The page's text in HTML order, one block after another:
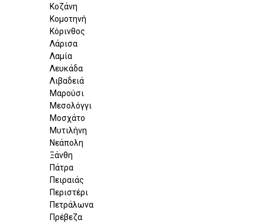
Κοζάνη
Κομοτηνή
Κόρινθος
Λάρισα
Λαμία
Λευκάδα
Λιβαδειά
Μαρούσι
Μεσολόγγι
Μοσχάτο
Μυτιλήνη
Νεάπολη
Ξάνθη
Πάτρα
Πειραιάς
Περιστέρι
Πετράλωνα
Πρέβεζα